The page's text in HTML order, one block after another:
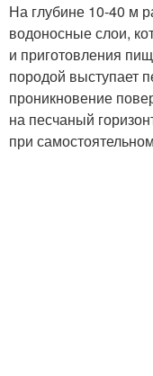
На глубине 10-40 м
водоносные слои,
и приготовления
породой выступает
проникновение
на песчаный
при